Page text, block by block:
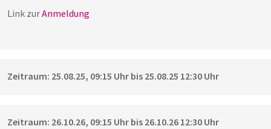
Link zurAnmeldung
Zeitraum: 25.08.25, 09:15 Uhr bis 25.08.25 12:30 Uhr
Zeitraum: 26.10.26, 09:15 Uhr bis 26.10.26 12:30 Uhr